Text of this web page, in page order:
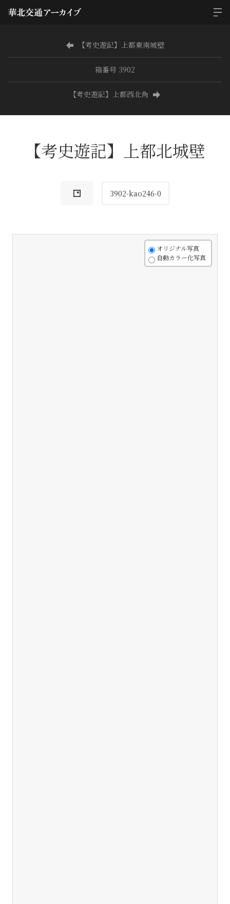
【考史遊記】上都東南城壁
箱番号 3902
【考史遊記】上都西北角
【考史遊記】上都北城壁
3902-kao246-0
オリジナル写真
自動カラー化写真